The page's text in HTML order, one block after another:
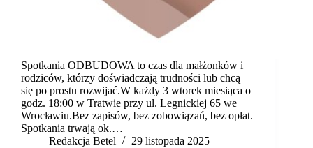
Spotkania ODBUDOWA to czas dla małżonków i
rodziców, którzy doświadczają trudności lub chcą
się po prostu rozwijać.W każdy 3 wtorek miesiąca o
godz. 18:00 w Tratwie przy ul. Legnickiej 65 we
Wrocławiu.Bez zapisów, bez zobowiązań, bez opłat.
Spotkania trwają ok.…
Redakcja Betel
29 listopada 2025